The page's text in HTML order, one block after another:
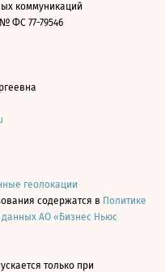
коммуникаций
ФС 77-79546
геолокации
содержатся в Политике
АО «Бизнес Ньюс
только при